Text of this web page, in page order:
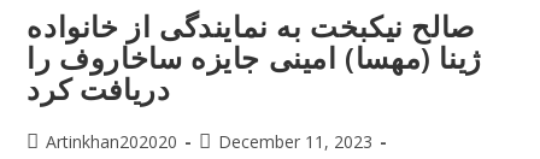
صالح نیکبخت به نمایندگی از خانواده
ژینا (مهسا) امینی جایزه ساخاروف را
دریافت کرد
Artinkhan202020
December 11, 2023